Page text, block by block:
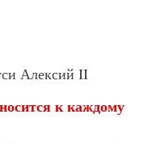
Алексий II
к каждому